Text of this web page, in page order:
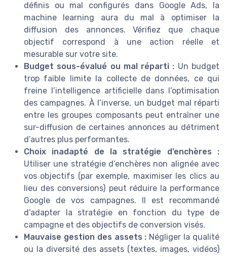
définis ou mal configurés dans Google Ads, la
machine learning aura du mal à optimiser la
diffusion des annonces. Vérifiez que chaque
objectif correspond à une action réelle et
mesurable sur votre site.
Budget sous-évalué ou mal réparti : Un budget
trop faible limite la collecte de données, ce qui
freine l’intelligence artificielle dans l’optimisation
des campagnes. À l’inverse, un budget mal réparti
entre les groupes composants peut entraîner une
sur-diffusion de certaines annonces au détriment
d’autres plus performantes.
Choix inadapté de la stratégie d’enchères :
Utiliser une stratégie d’enchères non alignée avec
vos objectifs (par exemple, maximiser les clics au
lieu des conversions) peut réduire la performance
Google de vos campagnes. Il est recommandé
d’adapter la stratégie en fonction du type de
campagne et des objectifs de conversion visés.
Mauvaise gestion des assets : Négliger la qualité
ou la diversité des assets (textes, images, vidéos)